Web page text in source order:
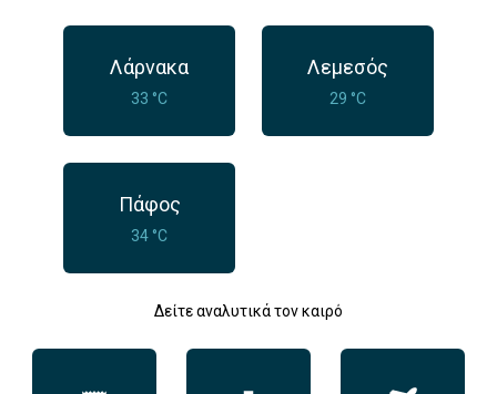
Λάρνακα
33 °C
Λεμεσός
29 °C
Πάφος
34 °C
Δείτε αναλυτικά τον καιρό